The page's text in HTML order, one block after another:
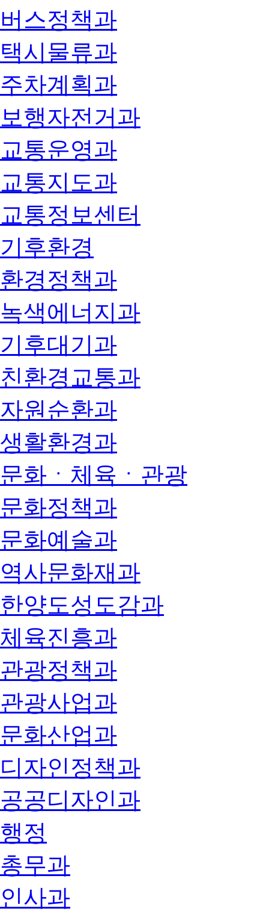
버스정책과
택시물류과
주차계획과
보행자전거과
교통운영과
교통지도과
교통정보센터
기후환경
환경정책과
녹색에너지과
기후대기과
친환경교통과
자원순환과
생활환경과
문화ㆍ체육ㆍ관광
문화정책과
문화예술과
역사문화재과
한양도성도감과
체육진흥과
관광정책과
관광사업과
문화산업과
디자인정책과
공공디자인과
행정
총무과
인사과